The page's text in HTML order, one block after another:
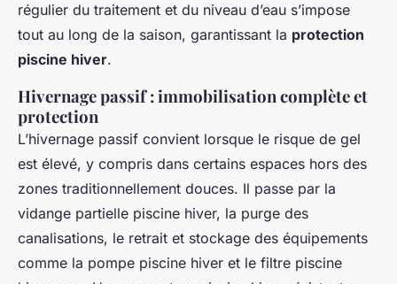
régulier du traitement et du niveau d’eau s’impose
tout au long de la saison, garantissant la protection
piscine hiver.
Hivernage passif : immobilisation complète et
protection
L’hivernage passif convient lorsque le risque de gel
est élevé, y compris dans certains espaces hors des
zones traditionnellement douces. Il passe par la
vidange partielle piscine hiver, la purge des
canalisations, le retrait et stockage des équipements
comme la pompe piscine hiver et le filtre piscine